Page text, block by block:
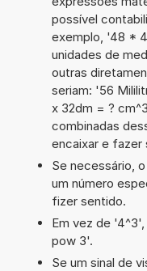
possível
exemplo, '48 *
unidades de
outras
seriam: '56
x 32dm = ?
combinadas
encaixar e fazer
Se necessário,
um número
fizer sentido.
Em vez de
pow 3'.
Se um sinal de